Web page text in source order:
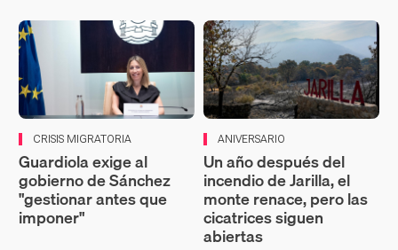
CRISIS MIGRATORIA
Guardiola exige al
gobierno de Sánchez
"gestionar antes que
imponer"
ANIVERSARIO
Un año después del
incendio de Jarilla, el
monte renace, pero las
cicatrices siguen
abiertas